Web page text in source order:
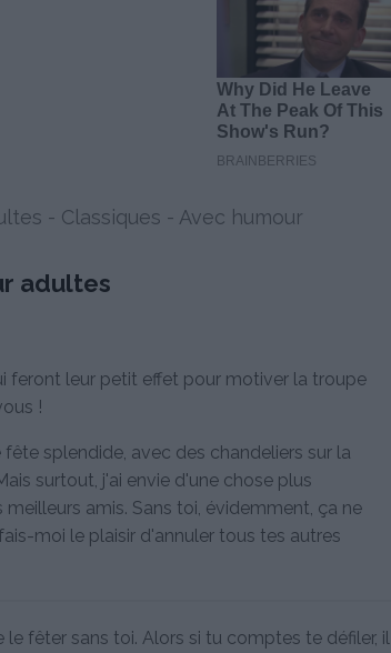
- Classiques - Avec humour
adultes
feront leur petit effet pour motiver la troupe
!
fête splendide, avec des chandeliers sur la
surtout, j'ai envie d'une chose plus
amis. Sans toi, évidemment, ça ne
moi le plaisir d'annuler tous tes autres
le fêter sans toi. Alors si tu comptes te défiler, il